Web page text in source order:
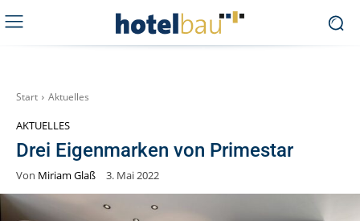
Start Aktuelles
AKTUELLES
Drei Eigenmarken von Primestar
Von Miriam Glaß 3. Mai 2022